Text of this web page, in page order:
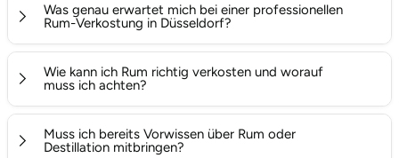
Was genau erwartet mich bei einer professionellen
Rum-Verkostung in Düsseldorf?
Abend unter der Leitung eines erfahrenen Spirituosen-
Experten. Während des Tastings werden in der Regel
zwischen 5 und 7 verschiedene, hochwertige Rumsorten
aus unterschiedlichen Anbauländern pur verkostet. Du
Wie kann ich Rum richtig verkosten und worauf
muss ich achten?
besten ein tulpenförmiges Nosing-Glas, welches die
Muss ich bereits Vorwissen über Rum oder
Destillation mitbringen?